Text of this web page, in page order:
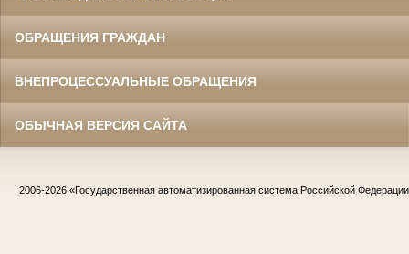
ОБРАЩЕНИЯ ГРАЖДАН
ВНЕПРОЦЕССУАЛЬНЫЕ ОБРАЩЕНИЯ
ОБЫЧНАЯ ВЕРСИЯ САЙТА
2006-2026 «Государственная автоматизированная система Российской